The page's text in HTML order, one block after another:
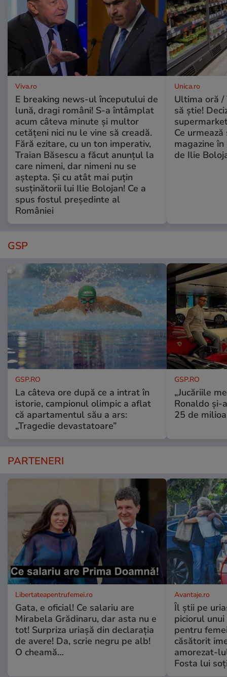
Viva.ro
E breaking news-ul începutului de
lună, dragi români! S-a întâmplat
acum câteva minute și multor
cetățeni nici nu le vine să creadă.
Fără ezitare, cu un ton imperativ,
Traian Băsescu a făcut anunțul la
care nimeni, dar nimeni nu se
aștepta. Și cu atât mai puțin
susținătorii lui Ilie Bolojan! Ce a
spus fostul președinte al
României
Unica.ro
Ultima oră /
să știe!
Ce
magazine
de Ilie
GSP
GSP.RO
La câteva ore după ce a intrat în
istorie, campionul olimpic a aflat
că apartamentul său a ars:
„Tragedie devastatoare”
GSP.RO
„Jucăriile
Ronaldo și-
25 de
PARTENERI
Libertateapentrufemei.ro
Gata, e oficial! Ce salariu are
Mirabela Grădinaru, dar asta nu e
tot! Surpriza uriașă din declarația
de avere! Da, scrie negru pe alb!
O cheamă…
Avantaje.ro
Îl știi pe
piciorul
pentru
căsătorit
amorezat-
Fosta lui